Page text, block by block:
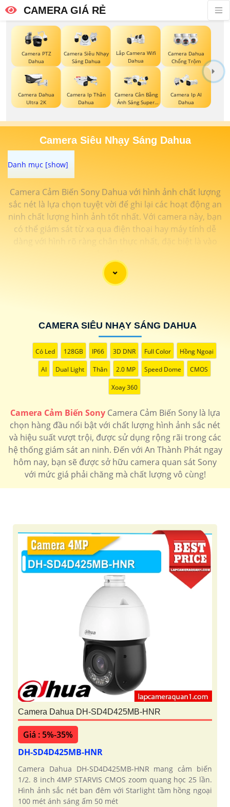
CAMERA GIÁ RẺ
Camera PTZ
Dahua
Camera Siêu Nhạy
Sáng Dahua
Lắp Camera Wifi
Dahua
Camera Dahua
Chống Trộm
Camera Dahua
Ultra 2K
Camera Ip Thân
Dahua
Camera Cân Bằng
Ánh Sáng Super
Adapt
Camera Ip AI
Dahua
Camera Siêu Nhạy Sáng Dahua
Camera Cảm Biến Sony Dahua với hình ảnh chất lượng
sắc nét là lựa chọn tuyệt vời để ghi lại các hoạt động an
ninh chất lượng hình ảnh tốt nhất. Với camera này, bạn
có thể giám sát từ xa qua điện thoại hay máy tính dễ
dàng với hình rõ ràng chân thực nhất, đặc biệt là vào
CAMERA SIÊU NHẠY SÁNG DAHUA
Có Led 128GB IP66 3D DNR Full Color Hồng Ngoại
AI Dual Light Thân 2.0 MP Speed Dome CMOS
Xoay 360
Camera Cảm Biến SonyCamera Cảm Biến Sony là lựa
chọn hàng đầu nổi bật với chất lượng hình ảnh sắc nét
và hiệu suất vượt trội, được sử dụng rộng rãi trong các
hệ thống giám sát an ninh. Đến với An Thành Phát ngay
hôm nay, bạn sẽ được sở hữu camera quan sát Sony
với mức giá phải chăng mà chất lượng vô cùng!
Camera Dahua DH-SD4D425MB-HNR
Giá : 5%-35%
DH-SD4D425MB-HNR
Camera Dahua DH-SD4D425MB-HNR mang cảm biến
1/2. 8 inch 4MP STARVIS CMOS zoom quang học 25 lần.
Hình ảnh sắc nét ban đêm với Starlight tầm hồng ngoại
100 mét ánh sáng ấm 50 mét